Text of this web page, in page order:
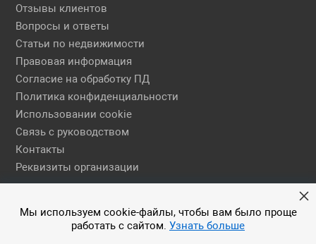
Отзывы клиентов
Вопросы и ответы
Статьи по недвижимости
Правовая информация
Согласие на обработку ПД
Политика конфиденциальности
Использовании cookie
Связь с руководством
Контакты
Реквизиты организации
Правовая информация
© 2026 АН ЕГСН
Мы используем cookie-файлы, чтобы вам было проще
работать с сайтом. Узнать больше